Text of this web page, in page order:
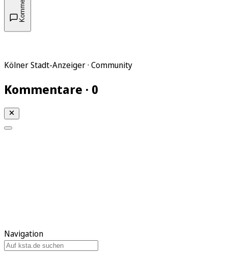
Kölner Stadt-Anzeiger · Community
Kommentare · 0
Navigation